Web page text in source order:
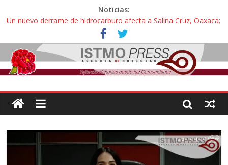
Noticias:
Un nuevo derrame de hidrocarburo afecta a Salina Cruz, Oaxaca;
ahora pescadores de Salinas del Marqués denuncian daños de
Pemex
Ángel, el joven autista expulsado por la Universidad Bienestar de
Ixtepec, Oaxaca vuelve a las aulas tras amparo
Familiares de periodista Alejandro Leyva se reúnen con titular de
intelectuales de su asesinato
Alertan pescadores de Juchitán, Oaxaca de nuevo despojo de su
Pescadores y comuneros ikoots detienen la extracción ilegal de
material pétreo de gravera Oyamel